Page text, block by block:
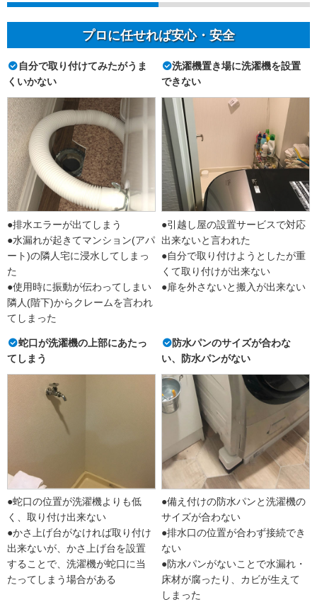
プロに任せれば安心・安全
自分で取り付けてみたがうま
くいかない
●排水エラーが出てしまう
●水漏れが起きてマンション(アパ
ート)の隣人宅に浸水してしまっ
た
●使用時に振動が伝わってしまい
隣人(階下)からクレームを言われ
てしまった
洗濯機置き場に洗濯機を設置
できない
●引越し屋の設置サービスで対応
出来ないと言われた
●自分で取り付けようとしたが重
くて取り付けが出来ない
●扉を外さないと搬入が出来ない
蛇口が洗濯機の上部にあたっ
てしまう
●蛇口の位置が洗濯機よりも低
く、取り付け出来ない
●かさ上げ台がなければ取り付け
出来ないが、かさ上げ台を設置
することで、洗濯機が蛇口に当
たってしまう場合がある
防水パンのサイズが合わな
い、防水パンがない
●備え付けの防水パンと洗濯機の
サイズが合わない
●排水口の位置が合わず接続でき
ない
●防水パンがないことで水漏れ・
床材が腐ったり、カビが生えて
しまった